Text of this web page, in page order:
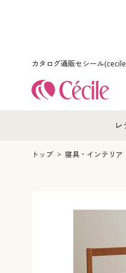
カタログ通販セシール
女
トップ 寝具・インテリア